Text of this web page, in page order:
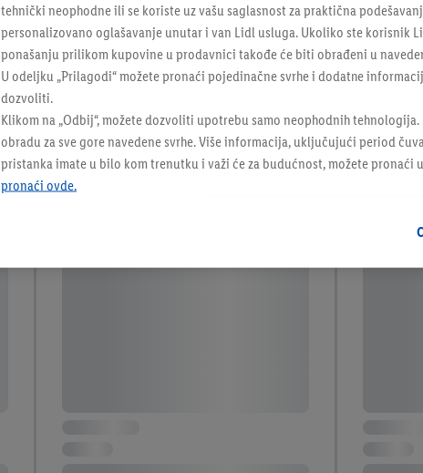
tehnički neophodne ili se koriste uz vašu saglasnost za praktična
personalizovano oglašavanje unutar i van Lidl usluga. Ukoliko ste korisnik
ponašanju prilikom kupovine u prodavnici takođe će biti obrađeni u
U odeljku „Prilagodi“ možete pronaći pojedinačne svrhe i dodatne
dozvoliti.
Klikom na „Odbij“, možete dozvoliti upotrebu samo neophodnih tehnologija.
obradu za sve gore navedene svrhe. Više informacija, uključujući period
pristanka imate u bilo kom trenutku i važi će za budućnost, možete pronaći
pronaći ovde.